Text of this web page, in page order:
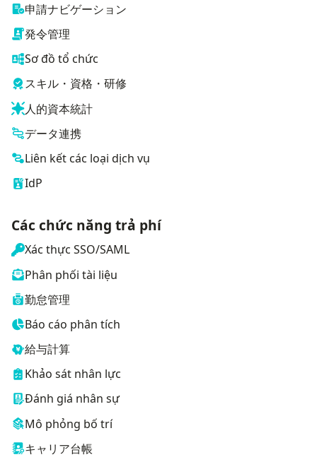
申請ナビゲーション
発令管理
Sơ đồ tổ chức
スキル・資格・研修
人的資本統計
データ連携
Liên kết các loại dịch vụ
IdP
Các chức năng trả phí
Xác thực SSO/SAML
Phân phối tài liệu
勤怠管理
Báo cáo phân tích
給与計算
Khảo sát nhân lực
Đánh giá nhân sự
Mô phỏng bố trí
キャリア台帳